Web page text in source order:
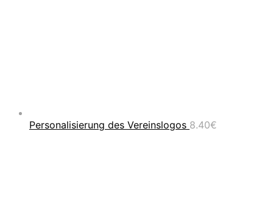
Personalisierung des Vereinslogos 8.40€